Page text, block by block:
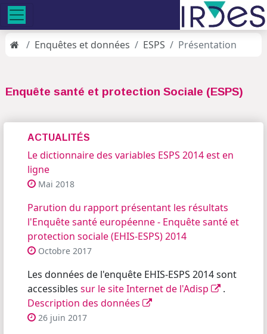
Enquêtes et données ESPS Présentation
Enquête santé et protection Sociale (ESPS)
ACTUALITÉS
Le dictionnaire des variables ESPS 2014 est en
ligne
Mai 2018
Parution du rapport présentant les résultats
l'Enquête santé européenne - Enquête santé et
protection sociale (EHIS-ESPS) 2014
Octobre 2017
Les données de l'enquête EHIS-ESPS 2014 sont
accessibles sur le site Internet de l'Adisp
.
Description des données
26 juin 2017